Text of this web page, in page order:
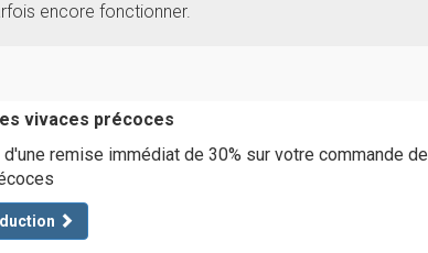
encore fonctionner.
vivaces précoces
remise immédiat de 30% sur votre commande de